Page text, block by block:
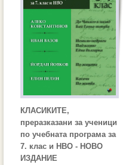
КЛАСИКИТЕ,
преразказани за ученици
по учебната програма за
7. клас и НВО - НОВО
ИЗДАНИЕ